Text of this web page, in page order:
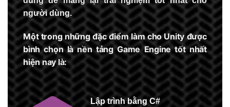
người dùng.
Một trong những đặc điểm làm cho Unity được
bình chọn là nền tảng Game Engine tốt nhất
hiện nay là:
Lập trình bằng C#